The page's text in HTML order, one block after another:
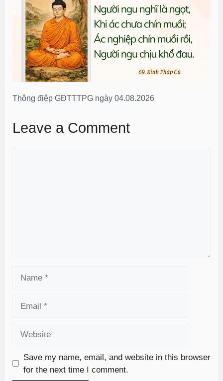
Thông điệp GĐTTTPG ngày 04.08.2026
Leave a Comment
Save my name, email, and website in this browser
for the next time I comment.